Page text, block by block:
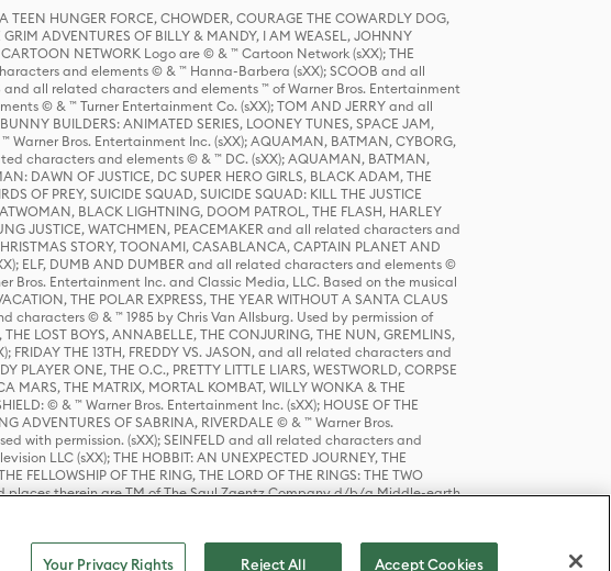
TEEN HUNGER FORCE, CHOWDER, COURAGE THE COWARDLY DOG,
ADVENTURES OF BILLY & MANDY, I AM WEASEL, JOHNNY
NETWORK Logo are © & ™ Cartoon Network (sXX); THE
and elements © & ™ Hanna-Barbera (sXX); SCOOB and all
all related characters and elements ™ of Warner Bros. Entertainment
© & ™ Turner Entertainment Co. (sXX); TOM AND JERRY and all
BUILDERS: ANIMATED SERIES, LOONEY TUNES, SPACE JAM,
Bros. Entertainment Inc. (sXX); AQUAMAN, BATMAN, CYBORG,
characters and elements © & ™ DC. (sXX); AQUAMAN, BATMAN,
DAWN OF JUSTICE, DC SUPER HERO GIRLS, BLACK ADAM, THE
OF PREY, SUICIDE SQUAD, SUICIDE SQUAD: KILL THE JUSTICE
BLACK LIGHTNING, DOOM PATROL, THE FLASH, HARLEY
JUSTICE, WATCHMEN, PEACEMAKER and all related characters and
STORY, TOONAMI, CASABLANCA, CAPTAIN PLANET AND
ELF, DUMB AND DUMBER and all related characters and elements ©
Bros. Entertainment Inc. and Classic Media, LLC. Based on the musical
THE POLAR EXPRESS, THE YEAR WITHOUT A SANTA CLAUS
characters © & ™ 1985 by Chris Van Allsburg. Used by permission of
LOST BOYS, ANNABELLE, THE CONJURING, THE NUN, GREMLINS,
THE 13TH, FREDDY VS. JASON, and all related characters and
ONE, THE O.C., PRETTY LITTLE LIARS, WESTWORLD, CORPSE
MARS, THE MATRIX, MORTAL KOMBAT, WILLY WONKA & THE
© & ™ Warner Bros. Entertainment Inc. (sXX); HOUSE OF THE
ADVENTURES OF SABRINA, RIVERDALE © & ™ Warner Bros.
with permission. (sXX); SEINFELD and all related characters and
LLC (sXX); THE HOBBIT: AN UNEXPECTED JOURNEY, THE
FELLOWSHIP OF THE RING, THE LORD OF THE RINGS: THE TWO
places therein are TM of The Saul Zaentz Company d/b/a Middle-earth
are © & ™ Warner Bros. Entertainment Inc. (sXX); © Warner Bros.
Your Privacy Rights Reject All Accept Cookies